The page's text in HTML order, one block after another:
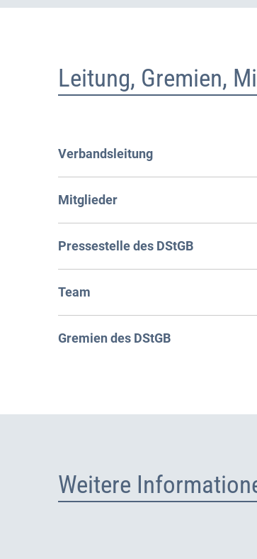
Leitung, Gremien,
Verbandsleitung
Mitglieder
Pressestelle des DStGB
Team
Gremien des DStGB
Weitere